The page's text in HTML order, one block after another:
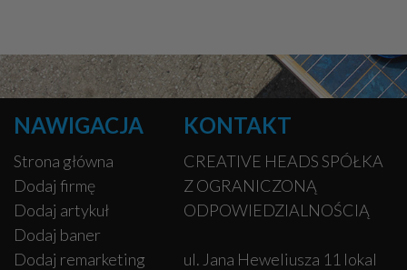
NAWIGACJA
Strona główna
Dodaj firmę
Dodaj artykuł
Dodaj baner
Dodaj remarketing
KONTAKT
CREATIVE HEADS SPÓŁKA
Z OGRANICZONĄ
ODPOWIEDZIALNOŚCIĄ
ul. Jana Heweliusza 11 lokal